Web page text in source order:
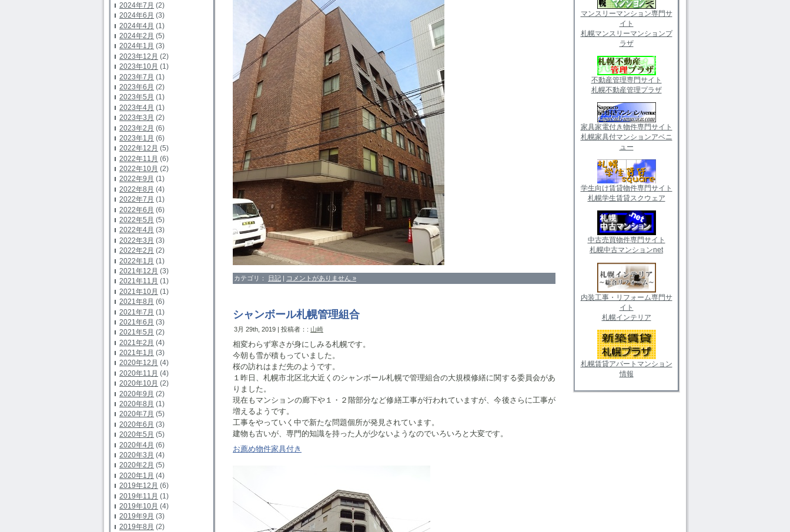
2024年7月 (2)
2024年6月 (3)
2024年4月 (1)
2024年2月 (5)
2024年1月 (3)
2023年12月 (2)
2023年10月 (1)
2023年7月 (1)
2023年6月 (2)
2023年5月 (1)
2023年4月 (1)
2023年3月 (2)
2023年2月 (6)
2023年1月 (6)
2022年12月 (5)
2022年11月 (6)
2022年10月 (2)
2022年9月 (1)
2022年8月 (4)
2022年7月 (1)
2022年6月 (6)
2022年5月 (5)
2022年4月 (3)
2022年3月 (3)
2022年2月 (2)
2022年1月 (1)
2021年12月 (3)
2021年11月 (1)
2021年10月 (1)
2021年8月 (6)
2021年7月 (1)
2021年6月 (3)
2021年5月 (2)
2021年2月 (4)
2021年1月 (3)
2020年12月 (4)
2020年11月 (4)
2020年10月 (2)
2020年9月 (2)
2020年8月 (1)
2020年7月 (5)
2020年6月 (3)
2020年5月 (5)
2020年4月 (6)
2020年3月 (4)
2020年2月 (5)
2020年1月 (4)
2019年12月 (6)
2019年11月 (1)
2019年10月 (4)
2019年9月 (3)
2019年8月 (2)
カテゴリ： 日記 | コメントがありません »
シャンボール札幌管理組合
3月 29th, 2019 | 投稿者：: 山崎
相変わらず寒さが身にしみる札幌です。
今朝も雪が積もっていました。
桜の訪れはまだ先のようです。
１昨日、札幌市北区北大近くのシャンボール札幌で管理組合の大規模修繕に関する委員会があ
りました。
現在もマンションの廊下や１・２階部分など修繕工事が行われていますが、今後さらに工事が
増えるようです。
工事をやっていく中で新たな問題個所が発見されています。
建物も古いが、専門的知識を持った人が少ないようなのでいろいろと大変です。
お薦め物件家具付き
マンスリーマンション専門サ
イト
札幌マンスリーマンションプ
ラザ
不動産管理専門サイト
札幌不動産管理プラザ
家具家電付き物件専門サイト
札幌家具付マンションアベニ
ュー
学生向け賃貸物件専門サイト
札幌学生賃貸スクウェア
中古売買物件専門サイト
札幌中古マンションnet
内装工事・リフォーム専門サ
イト
札幌インテリア
札幌賃貸アパートマンション
情報